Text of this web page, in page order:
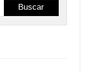
Buscar